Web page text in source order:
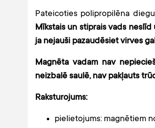
Pateicoties polipropilēna
Mīkstais un stiprais vads
ja nejauši pazaudēsiet virves
Magnēta vadam nav
neizbalē saulē, nav pakļauts
Raksturojums:
pielietojums: magnētiem